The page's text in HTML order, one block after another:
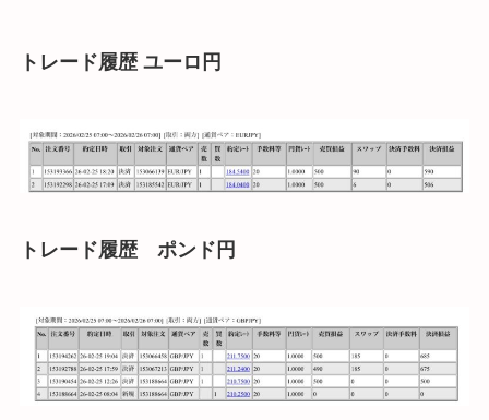
トレード履歴 ユーロ円
トレード履歴 ポンド円